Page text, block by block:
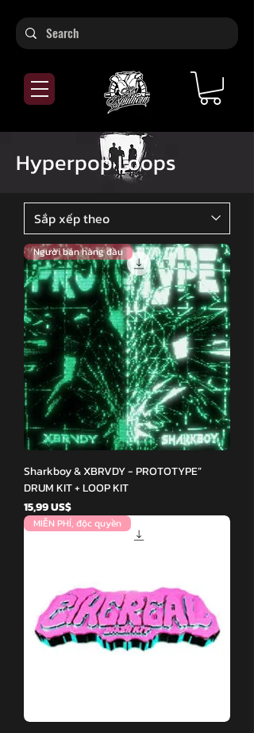
Hyperpop Loops
Người bán hàng đầu
Sharkboy & XBRVDY - PROTOTYPE”
DRUM KIT + LOOP KIT
Giá
15,99 US$
MIỄN PHÍ, độc quyền